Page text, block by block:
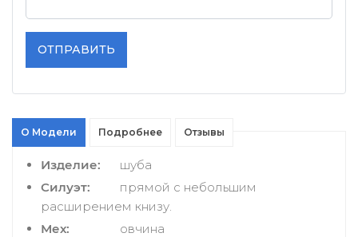
ОТПРАВИТЬ
О Модели Подробнее Отзывы
Изделие:
шуба
Силуэт:
прямой с небольшим
расширением книзу.
Мех:
овчина